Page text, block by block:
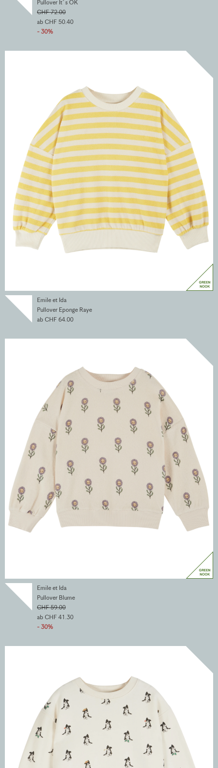
Pullover It`s OK
CHF 72.00
ab CHF 50.40
- 30%
Emile et Ida
Pullover Eponge Raye
ab CHF 64.00
Emile et Ida
Pullover Blume
CHF 59.00
ab CHF 41.30
- 30%